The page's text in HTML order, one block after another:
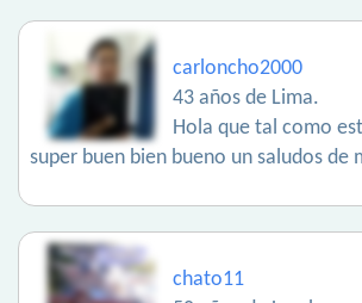
carloncho2000
43 años de Lima.
Hola que tal como
super buen bien bueno un saludos de
chato11